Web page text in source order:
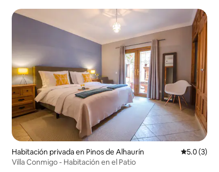
Habitación privada en Pinos de Alhaurín
5.0 (3)
Villa Conmigo - Habitación en el Patio